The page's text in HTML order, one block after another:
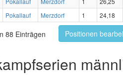
Pokallauf Merzdorf 1 24,18
88 Einträgen Positionen